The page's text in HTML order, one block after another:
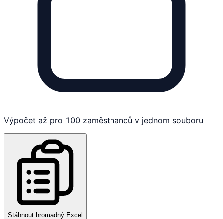
Výpočet až pro 100 zaměstnanců v jednom souboru
Stáhnout hromadný Excel